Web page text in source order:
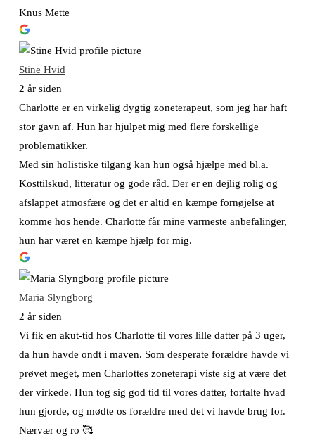
Knus Mette
Stine Hvid
2 år siden
Charlotte er en virkelig dygtig zoneterapeut, som jeg har haft
stor gavn af. Hun har hjulpet mig med flere forskellige
problematikker.
Med sin holistiske tilgang kan hun også hjælpe med bl.a.
Kosttilskud, litteratur og gode råd. Der er en dejlig rolig og
afslappet atmosfære og det er altid en kæmpe fornøjelse at
komme hos hende. Charlotte får mine varmeste anbefalinger,
hun har været en kæmpe hjælp for mig.
Maria Slyngborg
2 år siden
Vi fik en akut-tid hos Charlotte til vores lille datter på 3 uger,
da hun havde ondt i maven. Som desperate forældre havde vi
prøvet meget, men Charlottes zoneterapi viste sig at være det
der virkede. Hun tog sig god tid til vores datter, fortalte hvad
hun gjorde, og mødte os forældre med det vi havde brug for.
Nærvær og ro 🥰